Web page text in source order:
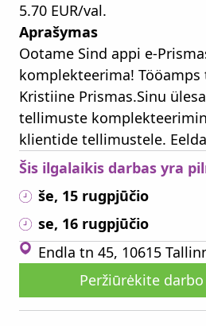
5.70 EUR/val.
Aprašymas
Ootame Sind appi e-
komplekteerima!
Kristiine Prismas.Sinu
tellimuste
klientide tellimustele.
Šis ilgalaikis darbas yra
še, 15 rugpjūčio
se, 16 rugpjūčio
Endla tn 45, 10615
Peržiūrėkite